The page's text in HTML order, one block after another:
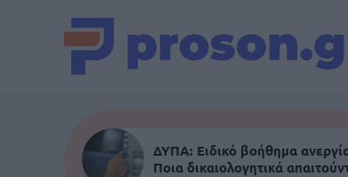
ΔΥΠΑ: Ειδικό βοήθημα
Ποια δικαιολογητικά